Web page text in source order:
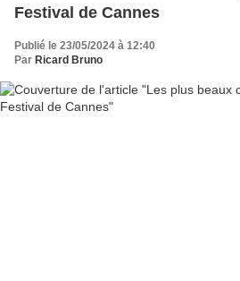
Festival de Cannes
Publié le 23/05/2024 à 12:40
Par Ricard Bruno